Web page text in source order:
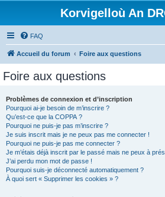
Korvigelloù An
FAQ
Accueil du forum Foire aux questions
Foire aux questions
Problèmes de connexion et d’inscription
Pourquoi ai-je besoin de m’inscrire ?
Qu’est-ce que la COPPA ?
Pourquoi ne puis-je pas m’inscrire ?
Je suis inscrit mais je ne peux pas me connecter !
Pourquoi ne puis-je pas me connecter ?
Je m’étais déjà inscrit par le passé mais ne peux à
J’ai perdu mon mot de passe !
Pourquoi suis-je déconnecté automatiquement ?
À quoi sert « Supprimer les cookies » ?